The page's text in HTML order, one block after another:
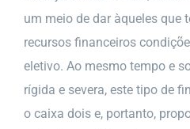
um meio de dar àqueles que
recursos financeiros
eletivo. Ao mesmo tempo e
rígida e severa, este tipo de
o caixa dois e, portanto,